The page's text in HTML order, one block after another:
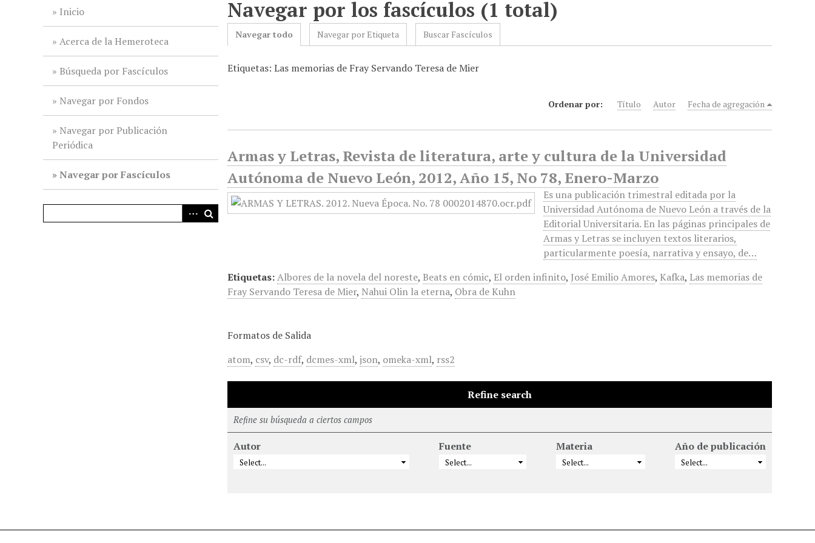
Inicio
Acerca de la Hemeroteca
Búsqueda por Fascículos
Navegar por Fondos
Navegar por Publicación
Periódica
Navegar por Fascículos
Navegar por los fascículos (1 total)
Navegar todo Navegar por Etiqueta Buscar Fascículos
Etiquetas: Las memorias de Fray Servando Teresa de Mier
Ordenar por: Título Autor Fecha de agregación
Armas y Letras, Revista de literatura, arte y cultura de la Universidad
Autónoma de Nuevo León, 2012, Año 15, No 78, Enero-Marzo
Es una publicación trimestral editada por la
Universidad Autónoma de Nuevo León a través de la
Editorial Universitaria. En las páginas principales de
Armas y Letras se incluyen textos literarios,
particularmente poesía, narrativa y ensayo, de…
Etiquetas:Albores de la novela del noreste, Beats en cómic, El orden infinito, José Emilio Amores, Kafka, Las memorias de
Fray Servando Teresa de Mier, Nahui Olin la eterna, Obra de Kuhn
Formatos de Salida
atom, csv, dc-rdf, dcmes-xml,json, omeka-xml, rss2
Refine search
Refine su búsqueda a ciertos campos
Autor Fuente Materia Año de publicación